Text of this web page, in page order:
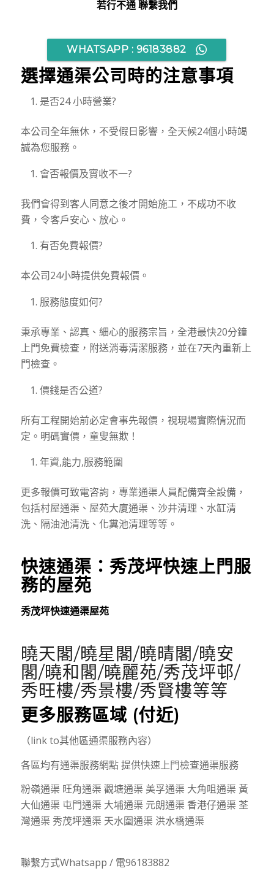
若行不通 聯繫我們
WHATSAPP : 96183882
選擇通渠公司時的注意事項
是否24 小時營業?
本公司全年無休，不受假日影響，全天候24個小時竭
誠為您服務。
會否報價及實收不一?
我們會得到客人同意之後才開始施工，不成功不收
費，令客戶安心、放心。
有否免費報價?
本公司24小時提供免費報價。
服務態度如何?
秉承專業、認真、細心的服務宗旨，全港最快20分鐘
上門免費檢查，附送消毒清潔服務，並在7天內重新上
門檢查。
價錢是否公道?
所有工程開始前必定會事先報價，視現場實際情況而
定。明碼實價，童叟無欺！
年資,能力,服務範圍
更多報價可致電咨詢，專業通渠人員配備齊全設備，
包括村屋通渠、屋苑大廈通渠、沙井清理、水缸清
洗、隔油池清洗、化糞池清理等等。
快速通渠： 秀茂坪快速上門服
務的屋苑
秀茂坪快速通渠屋苑
曉天閣/曉星閣/曉晴閣/曉安
閣/曉和閣/曉麗苑/秀茂坪邨/
秀旺樓/秀景樓/秀賢樓等等
更多服務區域 (付近)
（link to其他區通渠服務內容）
各區均有通渠服務網點 提供快速上門檢查通渠服務
粉嶺通渠 旺角通渠 觀塘通渠 美孚通渠 大角咀通渠 黃
大仙通渠 屯門通渠 大埔通渠 元朗通渠 香港仔通渠 荃
灣通渠 秀茂坪通渠 天水圍通渠 洪水橋通渠
聯繫方式Whatsapp / 電96183882